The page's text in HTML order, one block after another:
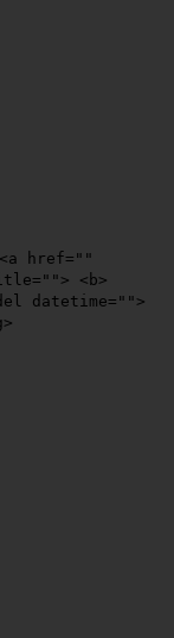
<a href=""
<b>
datetime="">